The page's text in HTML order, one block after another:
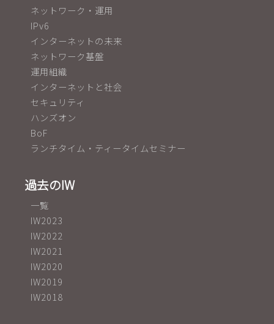
ネットワーク・運用
IPv6
インターネットの未来
ネットワーク基盤
運用組織
インターネットと社会
セキュリティ
ハンズオン
BoF
ランチタイム・ティータイムセミナー
過去のIW
一覧
IW2023
IW2022
IW2021
IW2020
IW2019
IW2018